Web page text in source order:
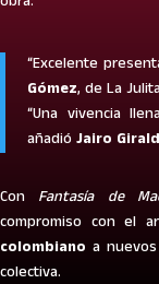
“Excelente
Gómez, de La
“Una vivencia
añadió Jairo
Con Fantasía de
compromiso con el
colombiano a
colectiva.